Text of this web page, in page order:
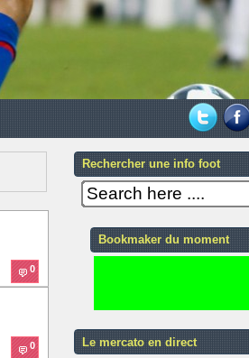
0
0
Rechercher une info foot
Bookmaker du moment
Le mercato en direct